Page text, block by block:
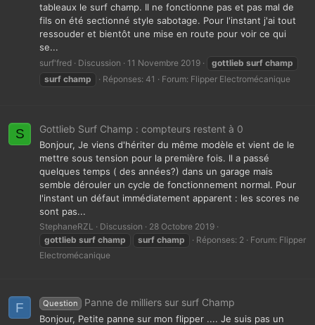
tableaux le surf champ. Il ne fonctionne pas et pas mal de
fils on été sectionné style sabotage. Pour l'instant j'ai tout
ressouder et bientôt une mise en route pour voir ce qui
se...
surf'fred Discussion 11 Novembre 2019 gottlieb surf champ
surf champ Réponses: 41 Forum: Flipper Electromécanique
S Gottlieb Surf Champ : compteurs restent à 0
Bonjour, Je viens d'hériter du même modèle et vient de le
mettre sous tension pour la première fois. Il a passé
quelques temps ( des années?) dans un garage mais
semble dérouler un cycle de fonctionnement normal. Pour
l'instant un défaut immédiatement apparent : les scores ne
sont pas...
StephaneRZL Discussion
28 Octobre 2019
gottlieb surf champ surf champ Réponses: 2 Forum: Flipper
Electromécanique
F Question Panne de milliers sur surf Champ
Bonjour, Petite panne sur mon flipper .... Je suis pas un